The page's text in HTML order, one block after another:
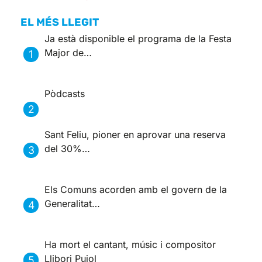
EL MÉS LLEGIT
Ja està disponible el programa de la Festa
Major de…
Pòdcasts
Sant Feliu, pioner en aprovar una reserva
del 30%…
Els Comuns acorden amb el govern de la
Generalitat…
Ha mort el cantant, músic i compositor
Llibori Pujol